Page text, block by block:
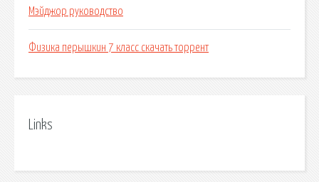
Мэйджор руководство
Физика перышкин 7 класс скачать торрент
Links